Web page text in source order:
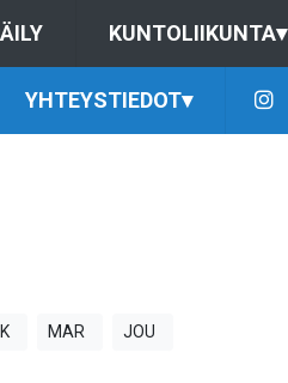
KUNTOLIIKUNTA▾
YHTEYSTIEDOT▾
MAR JOU